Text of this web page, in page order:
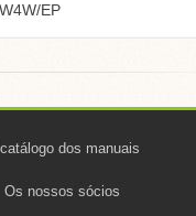
EP
dos manuais
Os nossos sócios